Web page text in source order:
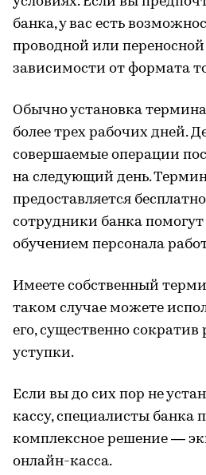
банка, у вас есть
проводной или
зависимости от формата
Обычно установка
более трех рабочих дней.
совершаемые операции
на следующий день.
предоставляется
сотрудники банка помогут
обучением персонала
Имеете собственный
таком случае можете
его, существенно сократив
уступки.
Если вы до сих пор не
кассу, специалисты банка
комплексное решение —
онлайн-касса.